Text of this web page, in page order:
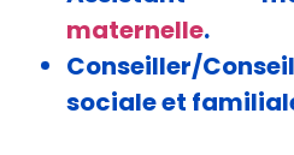
maternelle.
Conseiller/
sociale et